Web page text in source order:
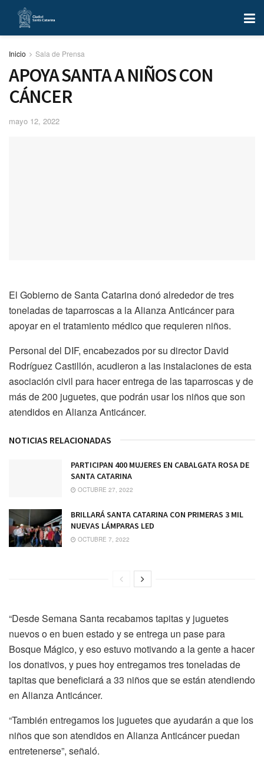
Inicio Sala de Prensa
APOYA SANTA A NIÑOS CON
CÁNCER
mayo 12, 2022
El Gobierno de Santa Catarina donó alrededor de tres
toneladas de taparroscas a la Alianza Anticáncer para
apoyar en el tratamiento médico que requieren niños.
Personal del DIF, encabezados por su director David
Rodríguez Castillón, acudieron a las instalaciones de esta
asociación civil para hacer entrega de las taparroscas y de
más de 200 juguetes, que podrán usar los niños que son
atendidos en Alianza Anticáncer.
NOTICIAS RELACIONADAS
PARTICIPAN 400 MUJERES EN CABALGATA ROSA DE
SANTA CATARINA
OCTUBRE 27, 2022
BRILLARÁ SANTA CATARINA CON PRIMERAS 3 MIL
NUEVAS LÁMPARAS LED
OCTUBRE 7, 2022
“Desde Semana Santa recabamos tapitas y juguetes
nuevos o en buen estado y se entrega un pase para
Bosque Mágico, y eso estuvo motivando a la gente a hacer
los donativos, y pues hoy entregamos tres toneladas de
tapitas que beneficiará a 33 niños que se están atendiendo
en Alianza Anticáncer.
“También entregamos los juguetes que ayudarán a que los
niños que son atendidos en Alianza Anticáncer puedan
entretenerse”, señaló.